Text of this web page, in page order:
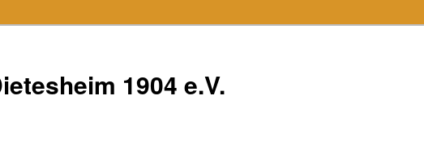
1904 e.V.